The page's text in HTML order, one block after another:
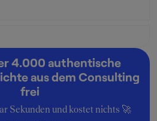
4.000 authentische
aus dem Consulting
frei
Sekunden und kostet nichts 🚀